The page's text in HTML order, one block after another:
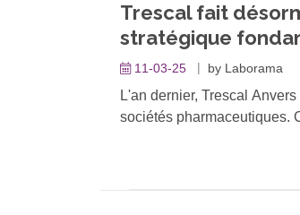
Venez découvrir comment
Parce qu'avec EVIDENT :
Trescal fait
stratégique
11-03-25 by Laborama
L'an dernier, Trescal
sociétés pharmaceutiques.